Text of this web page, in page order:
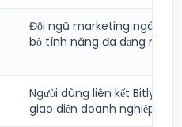
Đội ngũ marketing ngân
bộ tính năng đa dạng nhất
Người dùng liên kết Bitly
giao diện doanh nghiệp